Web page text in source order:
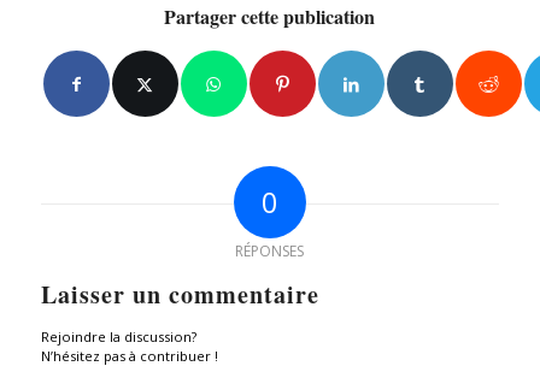
Partager cette publication
0
RÉPONSES
Laisser un commentaire
Rejoindre la discussion?
N’hésitez pas à contribuer !